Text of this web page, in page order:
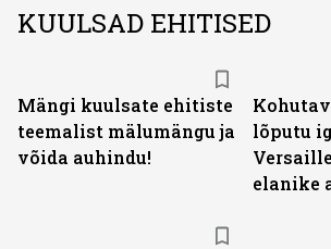
KUULSAD EHITISED
Mängi kuulsate ehitiste
teemalist mälumängu ja
võida auhindu!
lõputu
elanike